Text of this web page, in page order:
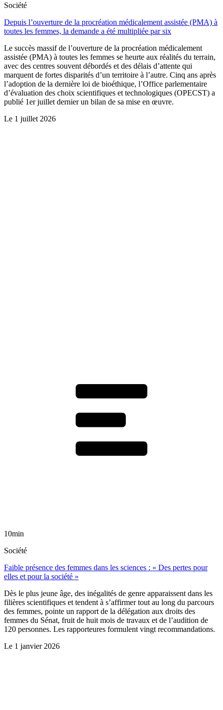
Société
Depuis l’ouverture de la procréation médicalement assistée (PMA) à
toutes les femmes, la demande a été multipliée par six
Le succès massif de l’ouverture de la procréation médicalement
assistée (PMA) à toutes les femmes se heurte aux réalités du terrain,
avec des centres souvent débordés et des délais d’attente qui
marquent de fortes disparités d’un territoire à l’autre. Cinq ans après
l’adoption de la dernière loi de bioéthique, l’Office parlementaire
d’évaluation des choix scientifiques et technologiques (OPECST) a
publié 1er juillet dernier un bilan de sa mise en œuvre.
Le 1 juillet 2026
10min
Société
Faible présence des femmes dans les sciences : « Des pertes pour
elles et pour la société »
Dès le plus jeune âge, des inégalités de genre apparaissent dans les
filières scientifiques et tendent à s’affirmer tout au long du parcours
des femmes, pointe un rapport de la délégation aux droits des
femmes du Sénat, fruit de huit mois de travaux et de l’audition de
120 personnes. Les rapporteures formulent vingt recommandations.
Le 1 janvier 2026